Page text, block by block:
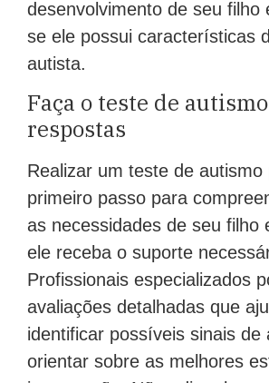
desenvolvimento de seu filho
se ele possui características
autista.
Faça o teste de
respostas
Realizar um teste de autismo
primeiro passo para
as necessidades de seu filho
ele receba o suporte
Profissionais especializados
avaliações detalhadas que
identificar possíveis sinais de
orientar sobre as melhores